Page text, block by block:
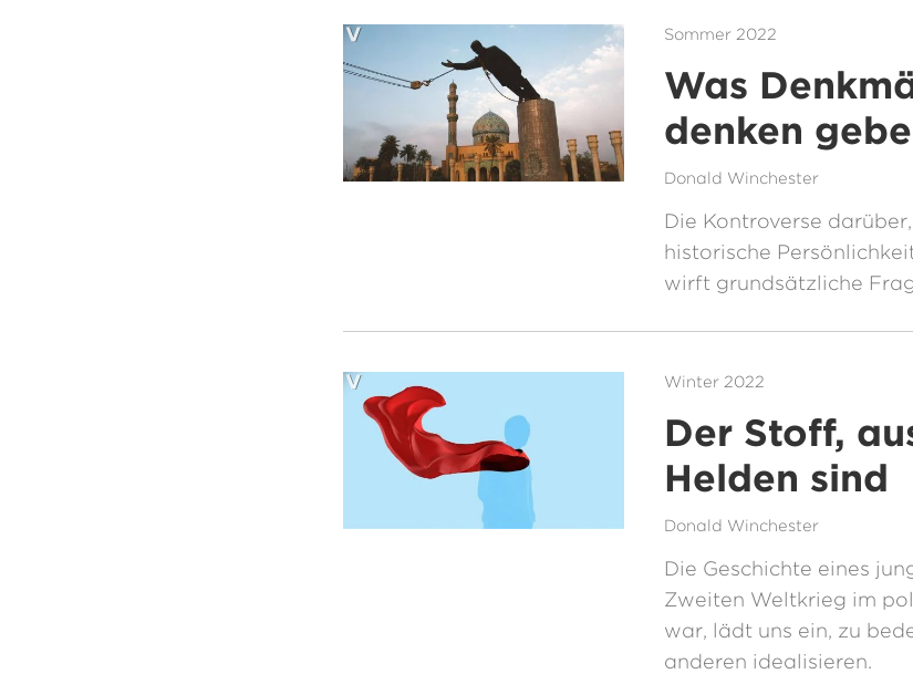
Sommer 2022
Was
denken
Donald Winchester
Die Kontroverse
historische
wirft grundsätzliche
Winter 2022
Der Stoff,
Helden sind
Donald Winchester
Die Geschichte eines
Zweiten Weltkrieg im
war, lädt uns ein, zu
anderen idealisieren.